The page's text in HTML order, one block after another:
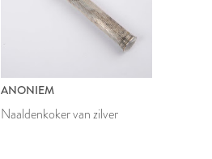
ANONIEM
Naaldenkoker van zilver